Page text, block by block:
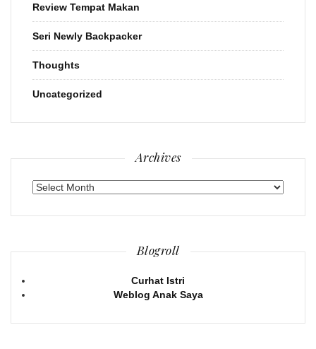
Review Tempat Makan
Seri Newly Backpacker
Thoughts
Uncategorized
Archives
Archives
Blogroll
Curhat Istri
Weblog Anak Saya